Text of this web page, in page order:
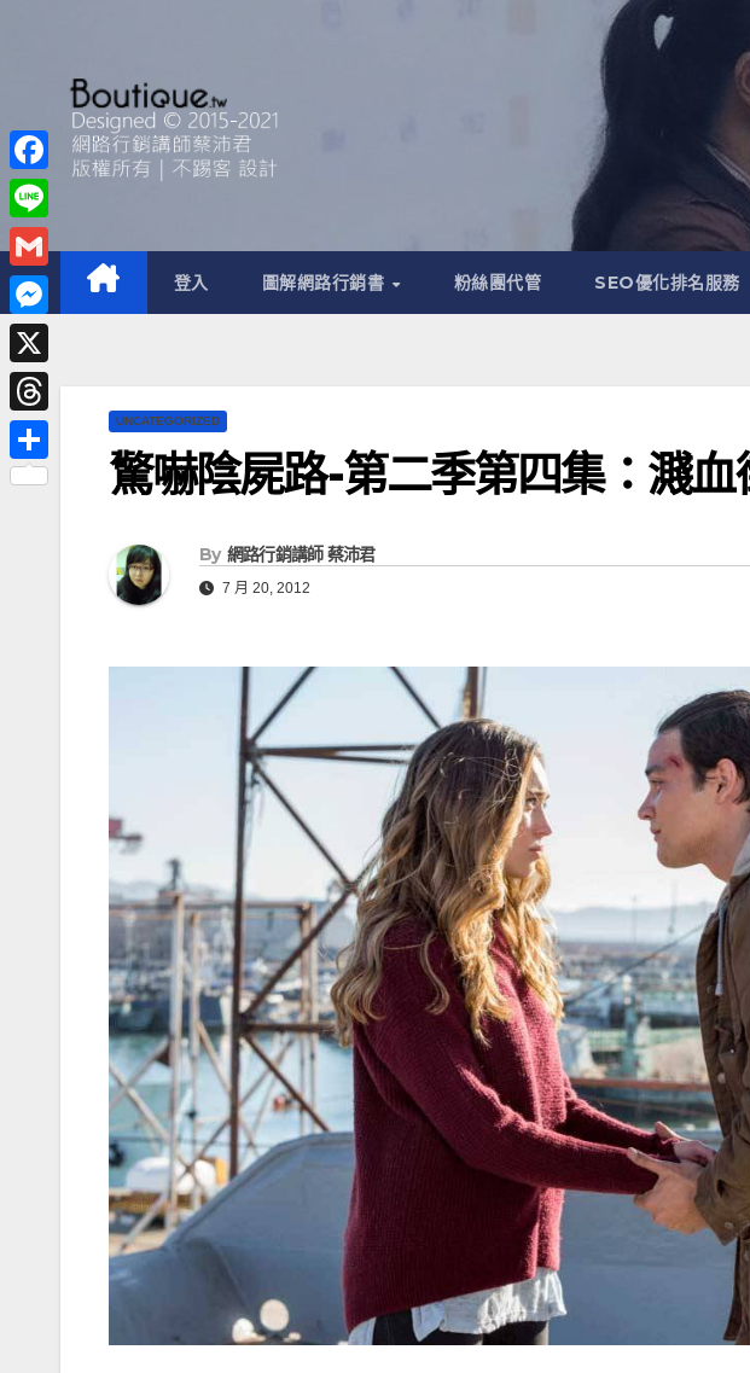
登入 圖解網路行銷書 粉絲團代管 SEO優化排名服務
UNCATEGORIZED
驚嚇陰屍路-第二季第四集：濺血
By 網路行銷講師 蔡沛君
7 月 20, 2012
F
a
c
e
b
o
o
k
L
i
n
e
G
m
a
i
M
e
s
s
e
X
T
h
分